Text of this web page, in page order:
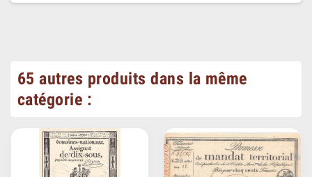
65 autres produits dans la même
catégorie :